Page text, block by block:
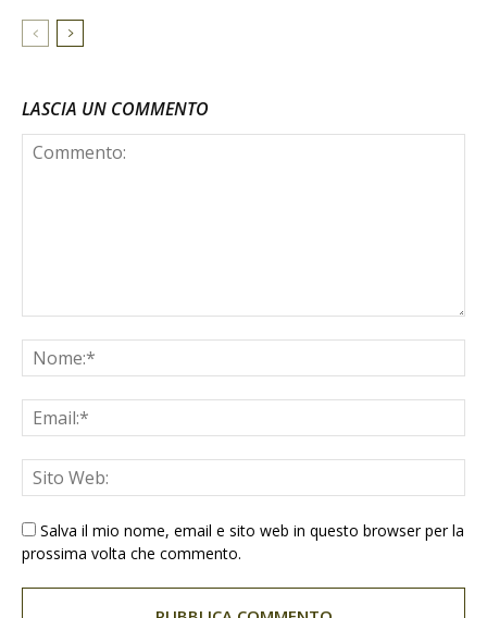
LASCIA UN COMMENTO
Salva il mio nome, email e sito web in questo browser per la
prossima volta che commento.